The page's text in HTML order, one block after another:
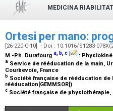
MEDICINA
Ortesi per mano:
[26-220-C-10] - Doi : 10.1016/S1283-
M.-Ph. Durafourg a, b,c :
a Service de rééducation de la main,
Courbevoie, France
b Société française de rééducation de
rééducation[GEMMSOR])
c Société française de physiothérapie,